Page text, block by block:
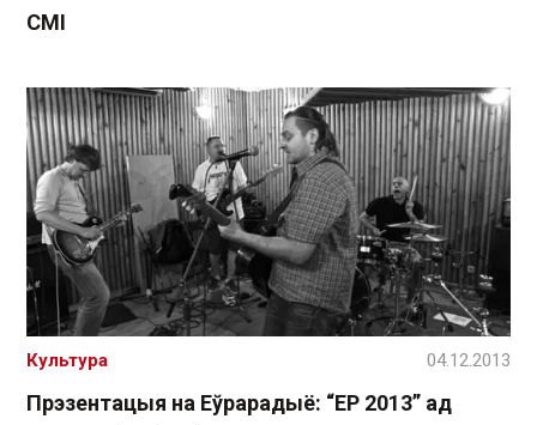
СМІ
Прэзентацыя на Еўрарадыё: “ЕР 2013” ад
Культура 04.12.2013